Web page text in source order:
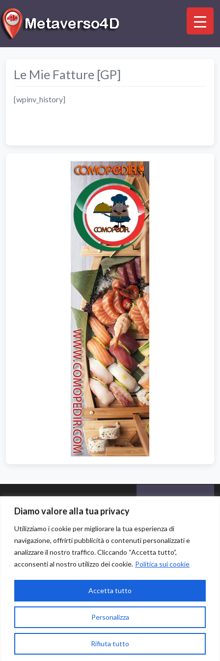
Diamo valore alla tua privacy
Utilizziamo i cookie per migliorare la tua esperienza di
navigazione, offrirti pubblicità o contenuti personalizzati e
analizzare il nostro traffico. Cliccando “Accetta tutto”,
acconsenti al nostro utilizzo dei cookie. Politica sui cookie
Personalizza
Rifiuta tutto
Accetta tutto
Le Mie Fatture [GP]
[wpinv_history]
Copyright © 2026 Metaverso 4D-
Powered by4 Italy Network.
Listino
Newsletter
Contattaci